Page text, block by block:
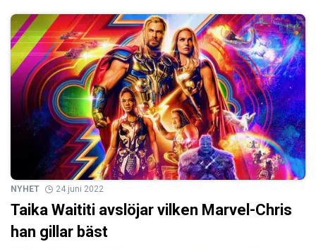
NYHET 24 juni 2022
Taika Waititi avslöjar vilken Marvel-Chris
han gillar bäst